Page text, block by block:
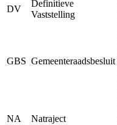
DV
Definitieve
Vaststelling
GBS Gemeenteraadsbesluit
NA Natraject